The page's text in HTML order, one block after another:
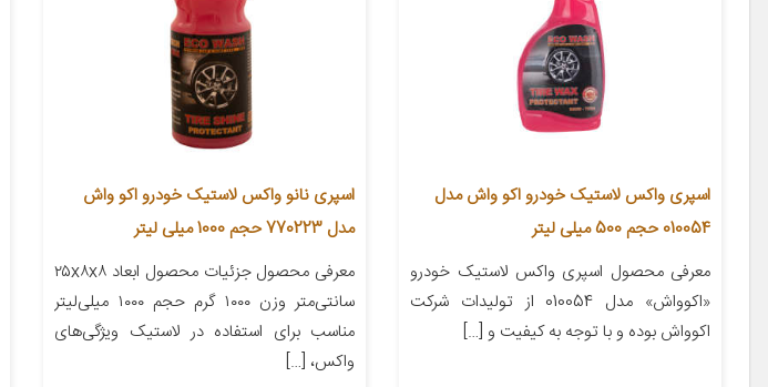
اسپری واکس لاستیک خودرو اکو واش مدل
010054 حجم 500 میلی لیتر
معرفی محصول اسپری واکس لاستیک خودرو
«اکوواش» مدل 010054 از تولیدات شرکت
اکوواش بوده و با توجه به کیفیت و […]
اسپری نانو واکس لاستیک خودرو اکو واش
مدل 770223 حجم 1000 میلی لیتر
معرفی محصول جزئیات محصول ابعاد ۲۵x۸x۸
سانتی‌متر وزن ۱۰۰۰ گرم حجم ۱۰۰۰ میلی‌لیتر
مناسب برای استفاده در لاستیک ویژگی‌های
واکس، […]